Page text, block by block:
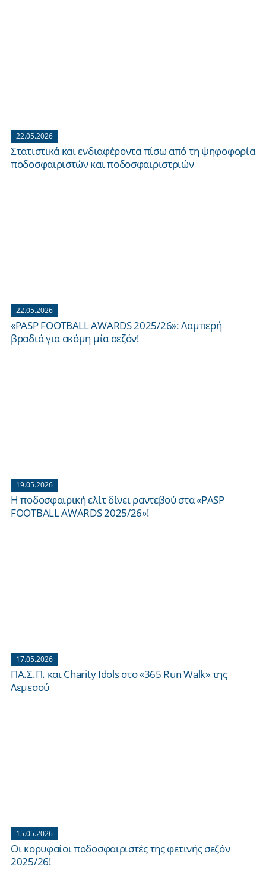
22.05.2026
Στατιστικά και ενδιαφέροντα πίσω από τη ψηφοφορία
ποδοσφαιριστών και ποδοσφαιριστριών
22.05.2026
«PASP FOOTBALL AWARDS 2025/26»: Λαμπερή
βραδιά για ακόμη μία σεζόν!
19.05.2026
Η ποδοσφαιρική ελίτ δίνει ραντεβού στα «PASP
FOOTBALL AWARDS 2025/26»!
17.05.2026
ΠΑ.Σ.Π. και Charity Idols στο «365 Run Walk» της
Λεμεσού
15.05.2026
Οι κορυφαίοι ποδοσφαιριστές της φετινής σεζόν
2025/26!